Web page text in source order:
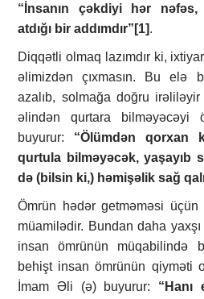
“İnsanın çəkdiyi hər
atdığı bir addımdır” [1].
Diqqətli olmaq lazımdır ki,
əlimizdən çıxmasın. Bu elə
azalıb, solmağa doğru
əlindən qurtara bilməyəcəyi
buyurur: “Ölümdən qorxan
qurtula bilməyəcək, yaşayıb
də (bilsin ki,) həmişəlik sağ
Ömrün hədər getməməsi üçün
müamilədir. Bundan daha
insan ömrünün müqabilində
behişt insan ömrünün qiyməti
İmam Əli (ə) buyurur: